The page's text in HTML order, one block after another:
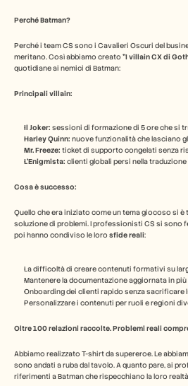
Perché Batman?
Perché i team CS sono i Cavalieri Oscuri del
meritano. Così abbiamo creato "I villain CX di
quotidiane ai nemici di Batman:
Principali villain:
Il Joker: sessioni di formazione di 5 ore che si
Harley Quinn: nuove funzionalità che lasciano
Mr. Freeze: ticket di supporto congelati senza
L'Enigmista: clienti globali persi nella traduzione
Cosa è successo:
Quello che era iniziato come un tema giocoso si
soluzione di problemi. I professionisti CS si sono
poi hanno condiviso le loro sfide reali:
La difficoltà di creare contenuti formativi su
Mantenere la documentazione aggiornata in più
Onboarding dei clienti rapido senza sacrificare
Personalizzare i contenuti per ruoli e regioni
Oltre 100 relazioni raccolte. Problemi reali
Abbiamo realizzato T-shirt da supereroe. Le
sono andati a ruba dal tavolo. A quanto pare, ai
riferimenti a Batman che rispecchiano la loro
Storie dei clienti
Centro assistenza
Prezzi
Prenota una
Inizia la prova